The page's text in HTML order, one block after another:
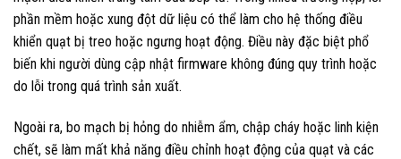
phần mềm hoặc xung đột dữ liệu có thể làm cho hệ thống điều
khiển quạt bị treo hoặc ngưng hoạt động. Điều này đặc biệt phổ
biến khi người dùng cập nhật firmware không đúng quy trình hoặc
do lỗi trong quá trình sản xuất.
Ngoài ra, bo mạch bị hỏng do nhiễm ẩm, chập cháy hoặc linh kiện
chết, sẽ làm mất khả năng điều chỉnh hoạt động của quạt và các